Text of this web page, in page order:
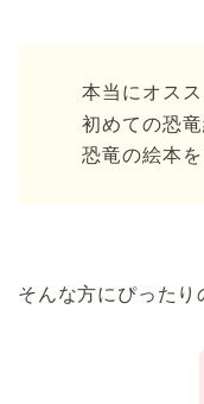
本当にオス
初めての恐
恐竜の絵本
そんな方にぴったり